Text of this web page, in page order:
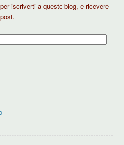
iscriverti a questo blog, e ricevere